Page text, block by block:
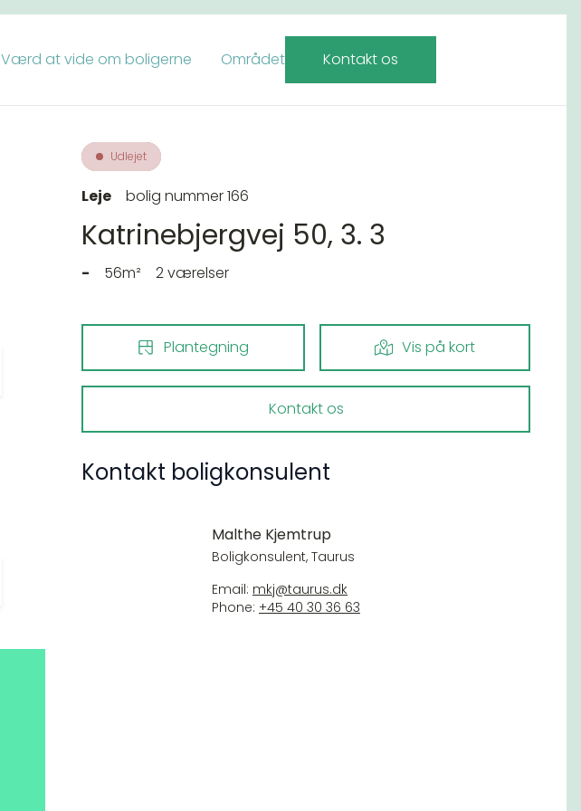
Værd at vide om boligerne Området Kontakt os
Udlejet
Leje bolig nummer 166
Katrinebjergvej 50, 3. 3
- 56m² 2 værelser
Plantegning Vis på kort
Kontakt os
Kontakt boligkonsulent
Malthe Kjemtrup
Boligkonsulent, Taurus
Email: mkj@taurus.dk
Phone: +45 40 30 36 63